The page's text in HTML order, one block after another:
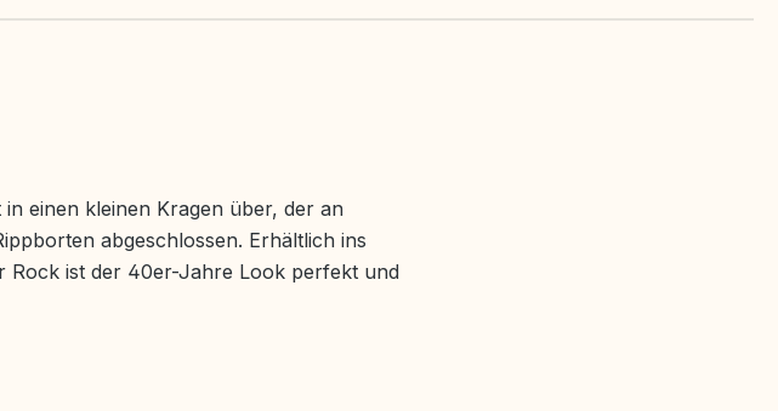
einen kleinen Kragen über, der an
abgeschlossen. Erhältlich ins
Rock ist der 40er-Jahre Look perfekt und